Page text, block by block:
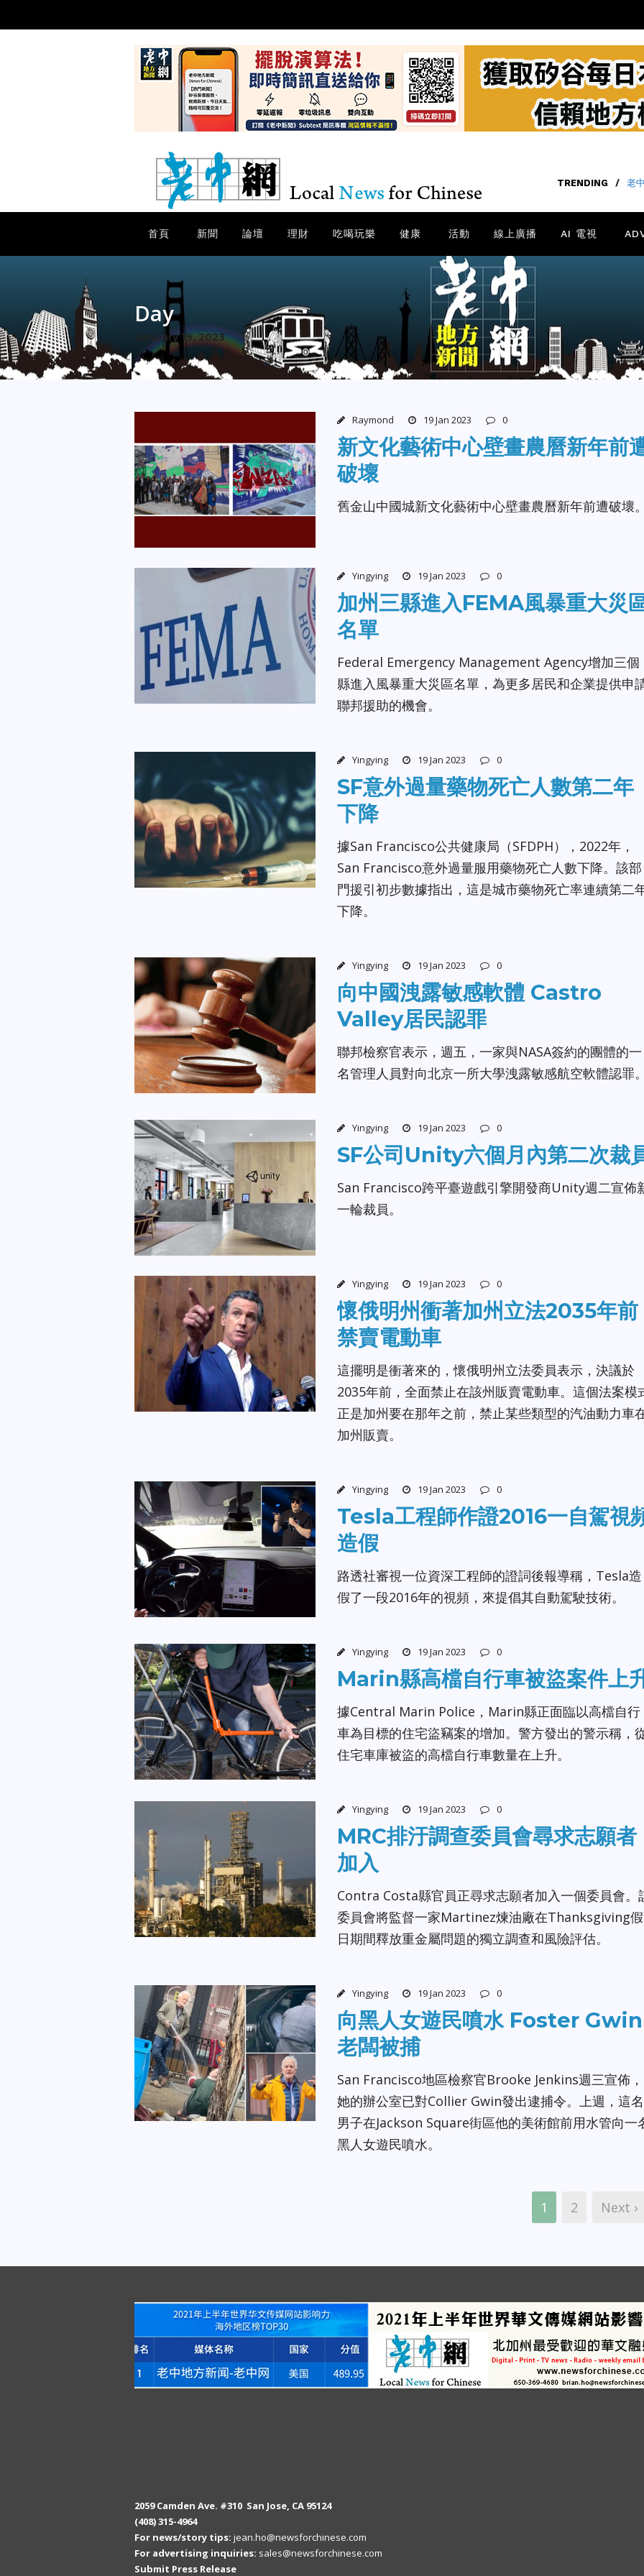
TRENDING / 老
首頁 新聞 論壇 理財 吃喝玩樂 健康 活動 線上廣播 AI 電視
Day
January 19, 2023
Raymond 19 Jan 2023 0
新文化藝術中心壁畫農曆新年前
破壞
舊金山中國城新文化藝術中心壁畫農曆新年前遭破壞
Yingying 19 Jan 2023 0
加州三縣進入FEMA風暴重大災
名單
Federal Emergency Management Agency增加三個
縣進入風暴重大災區名單，為更多居民和企業提供申
聯邦援助的機會。
Yingying 19 Jan 2023 0
SF意外過量藥物死亡人數第二年
下降
據San Francisco公共健康局（SFDPH），2022年，
San Francisco意外過量服用藥物死亡人數下降。該部
門援引初步數據指出，這是城市藥物死亡率連續第二
下降。
Yingying 19 Jan 2023 0
向中國洩露敏感軟體 Castro
Valley居民認罪
聯邦檢察官表示，週五，一家與NASA簽約的團體的一
名管理人員對向北京一所大學洩露敏感航空軟體認罪
Yingying 19 Jan 2023 0
SF公司Unity六個月內第二次裁
San Francisco跨平臺遊戲引擎開發商Unity週二宣佈
一輪裁員。
Yingying 19 Jan 2023 0
懷俄明州衝著加州立法2035年前
禁賣電動車
這擺明是衝著來的，懷俄明州立法委員表示，決議於
2035年前，全面禁止在該州販賣電動車。這個法案模
正是加州要在那年之前，禁止某些類型的汽油動力車
加州販賣。
Yingying 19 Jan 2023 0
Tesla工程師作證2016一自駕視
造假
路透社審視一位資深工程師的證詞後報導稱，Tesla造
假了一段2016年的視頻，來提倡其自動駕駛技術。
Yingying 19 Jan 2023 0
Marin縣高檔自行車被盜案件上
據Central Marin Police，Marin縣正面臨以高檔自行
車為目標的住宅盜竊案的增加。警方發出的警示稱，
住宅車庫被盜的高檔自行車數量在上升。
Yingying 19 Jan 2023 0
MRC排汙調查委員會尋求志願者
加入
Contra Costa縣官員正尋求志願者加入一個委員會。
委員會將監督一家Martinez煉油廠在Thanksgiving假
日期間釋放重金屬問題的獨立調查和風險評估。
Yingying 19 Jan 2023 0
向黑人女遊民噴水 Foster Gwin
老闆被捕
San Francisco地區檢察官Brooke Jenkins週三宣佈，
她的辦公室已對Collier Gwin發出逮捕令。上週，這名
男子在Jackson Square街區他的美術館前用水管向一
黑人女遊民噴水。
1 2 Next ›
2059 Camden Ave. #310 San Jose, CA 95124
(408) 315-4964
For news/story tips: jean.ho@newsforchinese.com
For advertising inquiries: sales@newsforchinese.com
Submit Press Release